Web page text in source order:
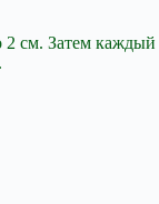
2 см. Затем каждый